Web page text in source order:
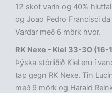
12 skot varin og 40%
og Joao Pedro Francisci
Vardar með 6 mörk hvor.
RK Nexe - Kiel 33-30 (16-
Þýska stórliðið Kiel eru í
tap gegn RK Nexe. Tin
með 9 mörk og Harald